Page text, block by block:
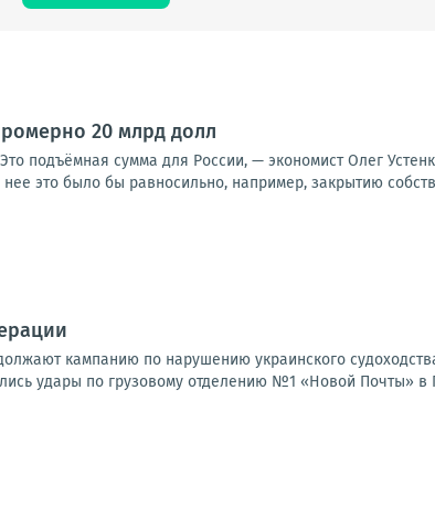
20 млрд долл
подъёмная сумма для России, — экономист Олег
нее это было бы равносильно, например, закрытию
кампанию по нарушению украинского
удары по грузовому отделению №1 «Новой Почты» в